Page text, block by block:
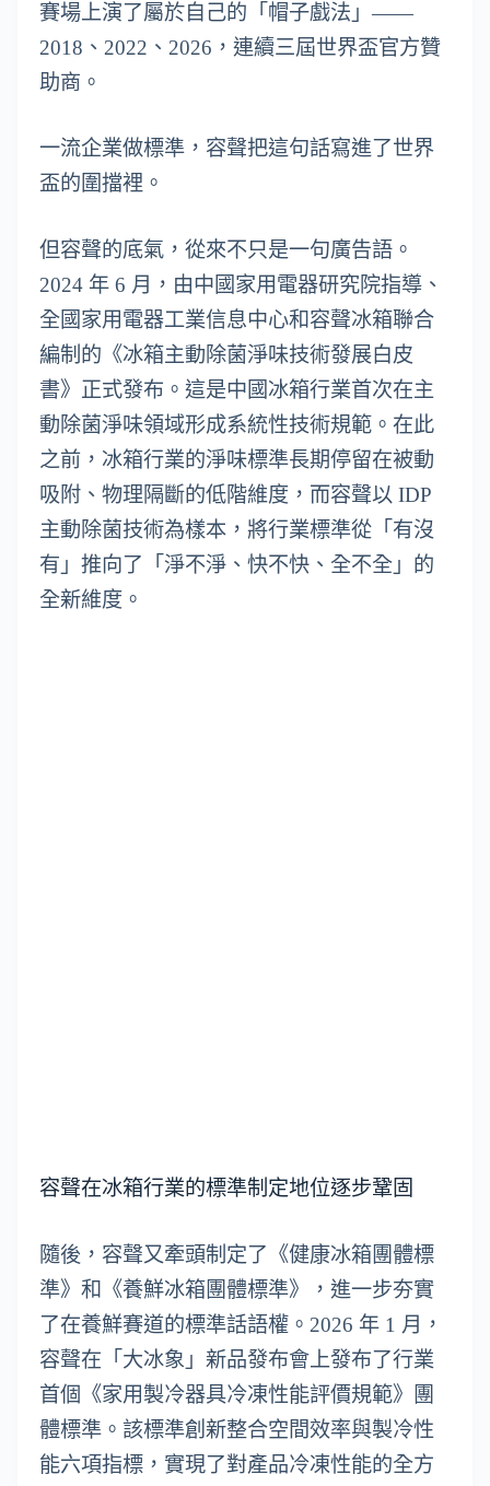
賽場上演了屬於自己的「帽子戲法」——
2018、2022、2026，連續三屆世界盃官方贊
助商。
一流企業做標準，容聲把這句話寫進了世界
盃的圍擋裡。
但容聲的底氣，從來不只是一句廣告語。
2024 年 6 月，由中國家用電器研究院指導、
全國家用電器工業信息中心和容聲冰箱聯合
編制的《冰箱主動除菌淨味技術發展白皮
書》正式發布。這是中國冰箱行業首次在主
動除菌淨味領域形成系統性技術規範。在此
之前，冰箱行業的淨味標準長期停留在被動
吸附、物理隔斷的低階維度，而容聲以 IDP
主動除菌技術為樣本，將行業標準從「有沒
有」推向了「淨不淨、快不快、全不全」的
全新維度。
容聲在冰箱行業的標準制定地位逐步鞏固
隨後，容聲又牽頭制定了《健康冰箱團體標
準》和《養鮮冰箱團體標準》，進一步夯實
了在養鮮賽道的標準話語權。2026 年 1 月，
容聲在「大冰象」新品發布會上發布了行業
首個《家用製冷器具冷凍性能評價規範》團
體標準。該標準創新整合空間效率與製冷性
能六項指標，實現了對產品冷凍性能的全方